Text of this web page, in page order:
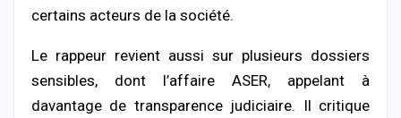
certains acteurs de la société.
Le rappeur revient aussi sur plusieurs dossiers
sensibles, dont l’affaire ASER, appelant à
davantage de transparence judiciaire. Il critique